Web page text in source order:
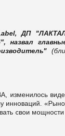
ДП
назвал
изменилось
инноваций.
свои